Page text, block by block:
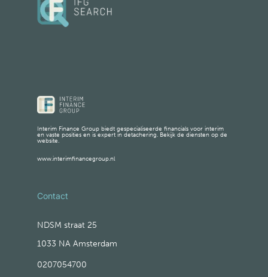
Interim Finance Group biedt gespecialiseerde financials voor interim
en vaste posities en is expert in detachering. Bekijk de diensten op de
website.
www.interimfinancegroup.nl
Contact
NDSM straat 25
1033 NA Amsterdam
0207054700